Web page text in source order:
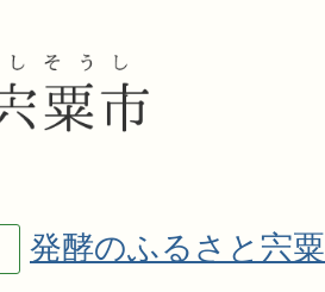
発酵のふるさと宍粟